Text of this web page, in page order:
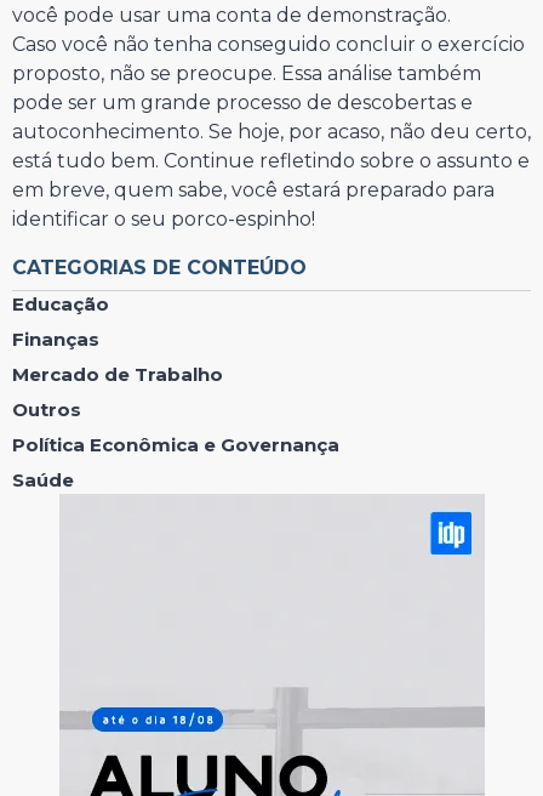
você pode usar uma conta de demonstração.
Caso você não tenha conseguido concluir o exercício
proposto, não se preocupe. Essa análise também
pode ser um grande processo de descobertas e
autoconhecimento. Se hoje, por acaso, não deu certo,
está tudo bem. Continue refletindo sobre o assunto e
em breve, quem sabe, você estará preparado para
identificar o seu porco-espinho!
CATEGORIAS DE CONTEÚDO
Educação
Finanças
Mercado de Trabalho
Outros
Política Econômica e Governança
Saúde